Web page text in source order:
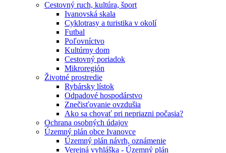
Cestovný ruch, kultúra, šport
Ivanovská skala
Cyklotrasy a turistika v okolí
Futbal
Poľovníctvo
Kultúrny dom
Cestovný poriadok
Mikroregión
Životné prostredie
Rybársky lístok
Odpadové hospodárstvo
Znečisťovanie ovzdušia
Ako sa chovať pri nepriazni počasia?
Ochrana osobných údajov
Územný plán obce Ivanovce
Územný plán návrh, oznámenie
Verejná vyhláška - Územný plán